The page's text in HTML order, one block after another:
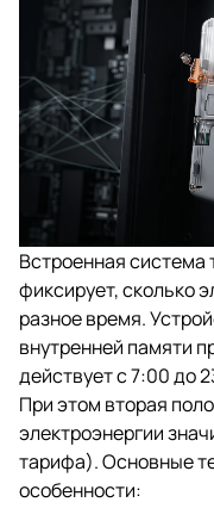
Встроенная система
фиксирует, сколько
разное время.
внутренней памяти
действует с 7:00 до
При этом вторая
электроэнергии
тарифа). Основные
особенности: